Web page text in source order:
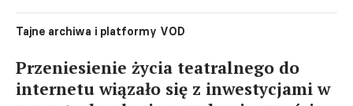
Tajne archiwa i platformy VOD
Przeniesienie życia teatralnego do
internetu wiązało się z inwestycjami w